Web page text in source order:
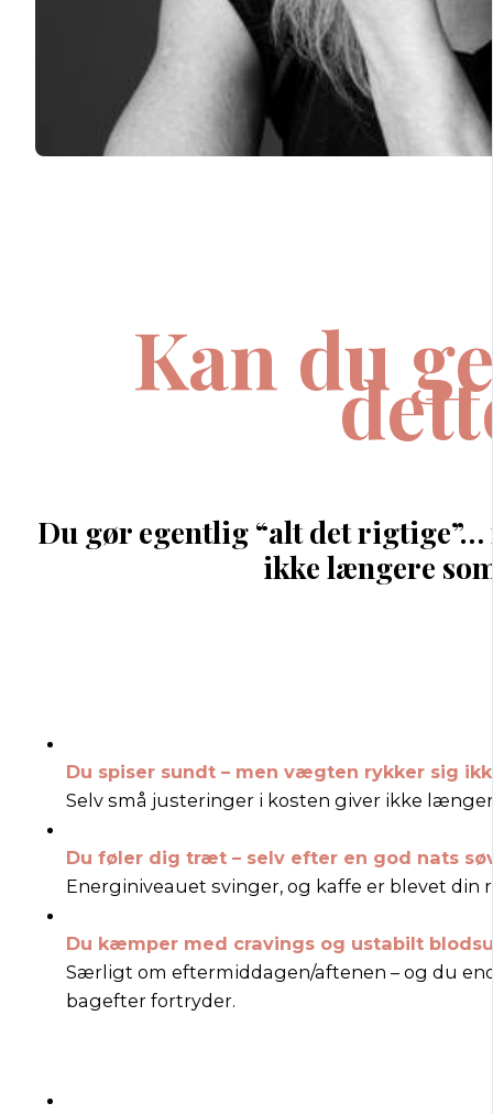
Kan du
Du gør egentlig “alt det
ikke længere
Du spiser sundt – men vægten rykker sig
Selv små justeringer i kosten giver ikke
Du føler dig træt – selv efter en god nats
Energiniveauet svinger, og kaffe er blevet
Du kæmper med cravings og ustabilt
Særligt om eftermiddagen/aftenen – og du
bagefter fortryder.